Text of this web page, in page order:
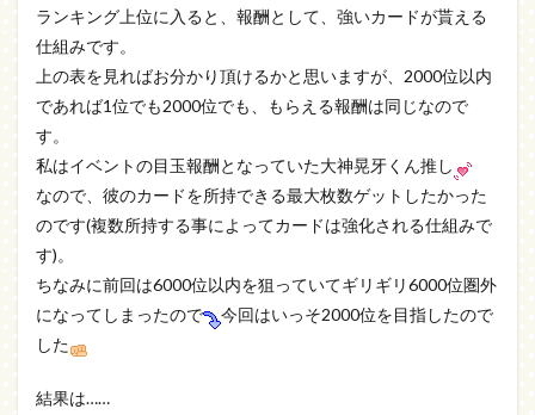
ランキング上位に入ると、報酬として、強いカードが貰える
仕組みです。
上の表を見ればお分かり頂けるかと思いますが、2000位以内
であれば1位でも2000位でも、もらえる報酬は同じなので
す。
私はイベントの目玉報酬となっていた大神晃牙くん推し
なので、彼のカードを所持できる最大枚数ゲットしたかった
のです(複数所持する事によってカードは強化される仕組みで
す)。
ちなみに前回は6000位以内を狙っていてギリギリ6000位圏外
になってしまったので
今回はいっそ2000位を目指したので
した
結果は……